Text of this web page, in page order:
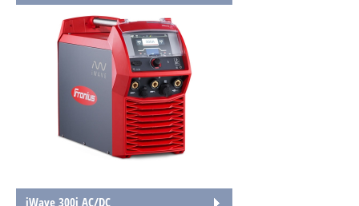
iWave 300i AC/DC